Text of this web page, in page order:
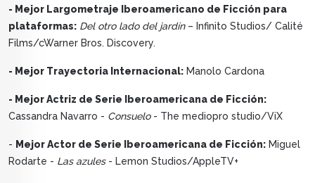
- Mejor Largometraje Iberoamericano de Ficción para
plataformas: Del otro lado del jardín– Infinito Studios/ Calité
Films/cWarner Bros. Discovery.
- Mejor Trayectoria Internacional: Manolo Cardona
- Mejor Actriz de Serie Iberoamericana de Ficción:
Cassandra Navarro - Consuelo- The mediopro studio/ViX
- Mejor Actor de Serie Iberoamericana de Ficción: Miguel
Rodarte - Las azules - Lemon Studios/AppleTV+